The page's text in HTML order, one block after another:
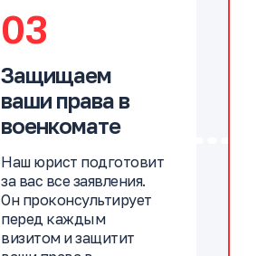
03
Защищаем
ваши права в
военкомате
Наш юрист подготовит
за вас все заявления.
Он проконсультирует
перед каждым
визитом и защитит